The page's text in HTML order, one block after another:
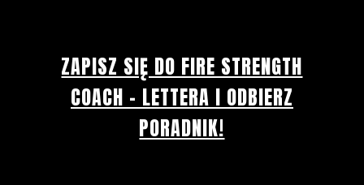
ZAPISZ SIĘ DO FIRE STRENGTH
COACH - LETTERA I ODBIERZ
PORADNIK!